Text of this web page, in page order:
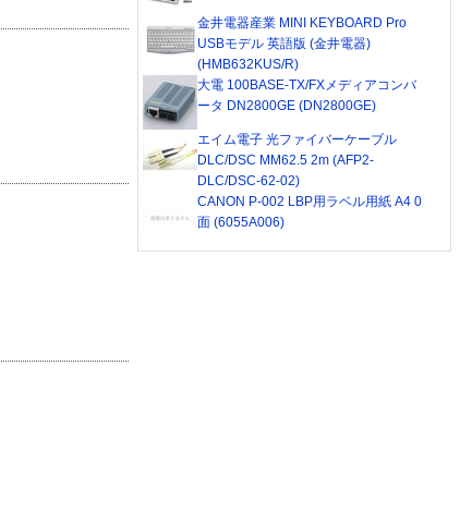
金井電器産業 MINI KEYBOARD Pro
USBモデル 英語版 (金井電器)
(HMB632KUS/R)
大電 100BASE-TX/FXメディアコンバ
ータ DN2800GE (DN2800GE)
エイム電子 光ファイバーケーブル
DLC/DSC MM62.5 2m (AFP2-
DLC/DSC-62-02)
CANON P-002 LBP用ラベル用紙 A4 0
面 (6055A006)